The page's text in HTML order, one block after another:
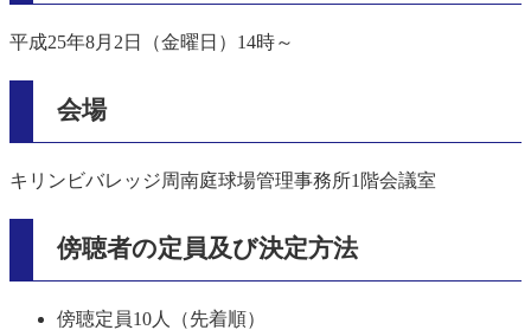
平成25年8月2日（金曜日）14時～
会場
キリンビバレッジ周南庭球場管理事務所1階会議室
傍聴者の定員及び決定方法
傍聴定員10人（先着順）